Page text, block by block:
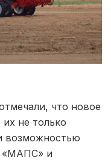
что новое
не только
возможностью
«МАПС» и